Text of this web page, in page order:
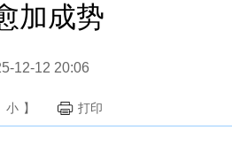
加成势
12-12 20:06
小 】 打印